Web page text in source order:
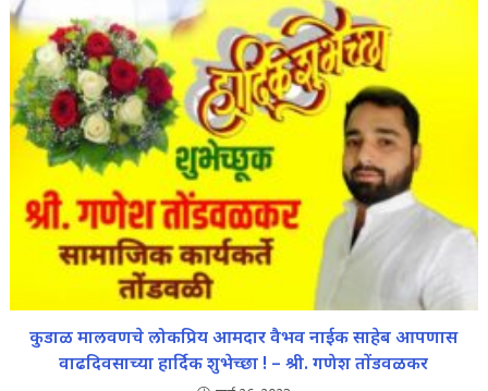
कुडाळ मालवणचे लोकप्रिय आमदार वैभव नाईक साहेब आपणास
वाढदिवसाच्या हार्दिक शुभेच्छा ! – श्री. गणेश तोंडवळकर